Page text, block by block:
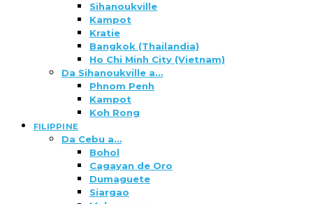
Sihanoukville
Kampot
Kratie
Bangkok (Thailandia)
Ho Chi Minh City (Vietnam)
Da Sihanoukville a…
Phnom Penh
Kampot
Koh Rong
FILIPPINE
Da Cebu a…
Bohol
Cagayan de Oro
Dumaguete
Siargao